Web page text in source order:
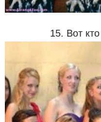
15. Вот